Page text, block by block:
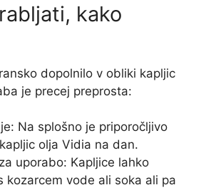
kako
dopolnilo v obliki kapljic
je precej preprosta:
Na splošno je priporočljivo
olja Vidia na dan.
uporabo: Kapljice lahko
kozarcem vode ali soka ali pa